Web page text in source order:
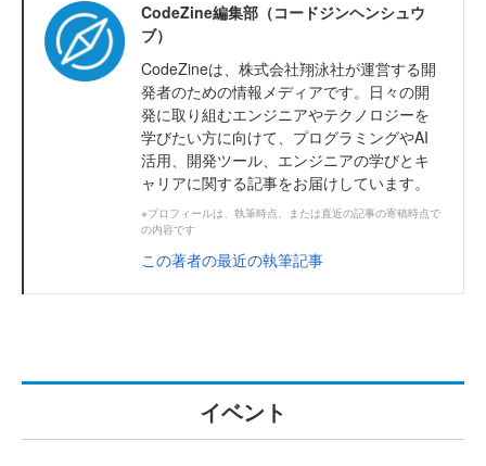
CodeZine編集部（コードジンヘンシュウ
ブ）
CodeZineは、株式会社翔泳社が運営する開
発者のための情報メディアです。日々の開
発に取り組むエンジニアやテクノロジーを
学びたい方に向けて、プログラミングやAI
活用、開発ツール、エンジニアの学びとキ
ャリアに関する記事をお届けしています。
※プロフィールは、執筆時点、または直近の記事の寄稿時点で
の内容です
この著者の最近の執筆記事
イベント